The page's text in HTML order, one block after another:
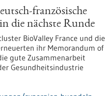
französische
die nächste Runde
BioValley France und die
ihr Memorandum of
gute Zusammenarbeit
Gesundheitsindustrie